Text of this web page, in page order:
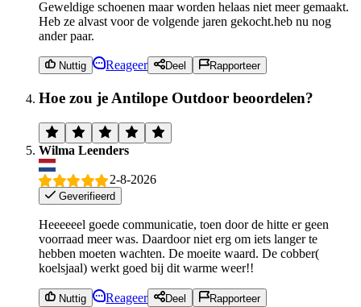
Geweldige schoenen maar worden helaas niet meer gemaakt.
Heb ze alvast voor de volgende jaren gekocht.heb nu nog
ander paar.
Nuttig Reageer Deel Rapporteer
Hoe zou je Antilope Outdoor beoordelen?
Wilma Leenders
2-8-2026
Geverifieerd
Heeeeeel goede communicatie, toen door de hitte er geen
voorraad meer was. Daardoor niet erg om iets langer te
hebben moeten wachten. De moeite waard. De cobber(
koelsjaal) werkt goed bij dit warme weer!!
Nuttig Reageer Deel Rapporteer